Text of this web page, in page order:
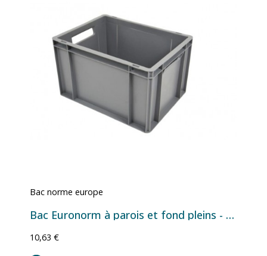
Bac norme europe
Bac Euronorm à parois et fond pleins - 22 L - 400×300×240 mm
10,63 €